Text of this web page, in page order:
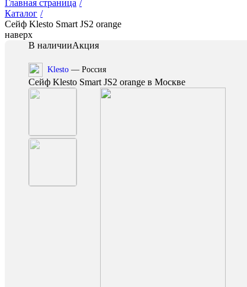
Главная страница /
Каталог /
Сейф Klesto Smart JS2 orange
наверх
В наличииАкция
Klesto — Россия
Сейф Klesto Smart JS2 orange в Москве